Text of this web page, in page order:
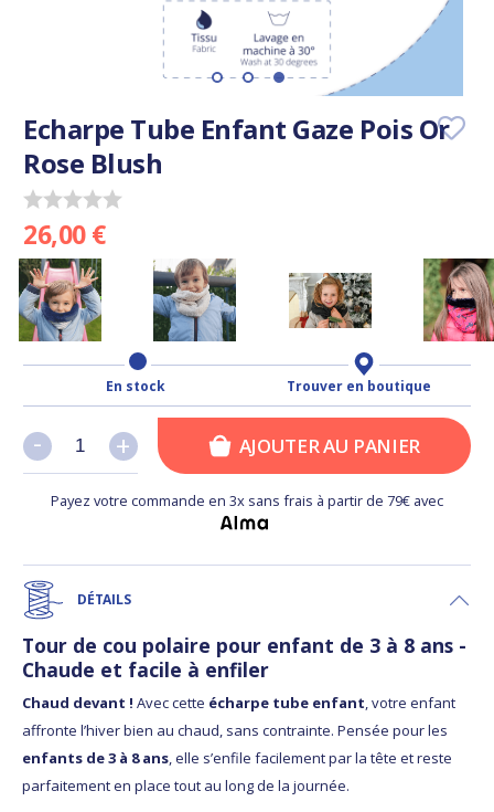
Echarpe Tube Enfant Gaze Pois Or
Rose Blush
26,00 €
En stock Trouver en boutique
+
- +
- AJOUTER AU PANIER
Payez votre commande en 3x sans frais à partir de 79€ avec
DÉTAILS
Tour de cou polaire pour enfant de 3 à 8 ans -
Chaude et facile à enfiler
Chaud devant ! Avec cette écharpe tube enfant, votre enfant
affronte l’hiver bien au chaud, sans contrainte. Pensée pour les
enfants de 3 à 8 ans, elle s’enfile facilement par la tête et reste
parfaitement en place tout au long de la journée.